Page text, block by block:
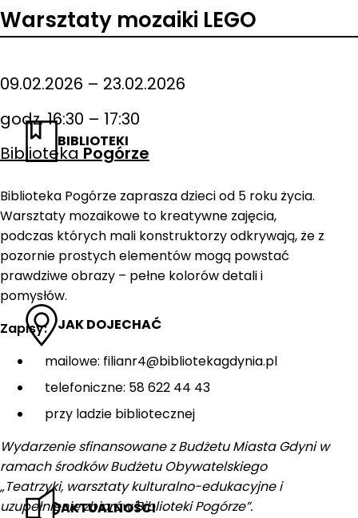
BIBLIOTEKI
JAK DOJECHAĆ
AKTUALNOŚCI
Warsztaty mozaiki LEGO
09.02.2026 – 23.02.2026
godz. 16:30 – 17:30
Biblioteka Pogórze
Biblioteka Pogórze zaprasza dzieci od 5 roku życia.
Warsztaty mozaikowe to kreatywne zajęcia,
podczas których mali konstruktorzy odkrywają, że z
pozornie prostych elementów mogą powstać
prawdziwe obrazy – pełne kolorów detali i
pomysłów.
Zapisy:
mailowe: filianr4@bibliotekagdynia.pl
telefoniczne: 58 622 44 43
przy ladzie bibliotecznej
Wydarzenie sfinansowane z Budżetu Miasta Gdyni w
ramach środków Budżetu Obywatelskiego
„Teatrzyki, warsztaty kulturalno-edukacyjne i
uzupełnienie zbiorów Biblioteki Pogórze”.